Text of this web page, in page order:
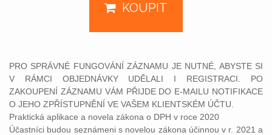
KOUPIT
PRO SPRÁVNÉ FUNGOVÁNÍ ZÁZNAMU JE NUTNÉ, ABYSTE SI
V RÁMCI OBJEDNÁVKY UDĚLALI I REGISTRACI. PO
ZAKOUPENÍ ZÁZNAMU VÁM PŘIJDE DO E-MAILU NOTIFIKACE
O JEHO ZPŘÍSTUPNĚNÍ VE VAŠEM KLIENTSKÉM ÚČTU.
Praktická aplikace a novela zákona o DPH v roce 2020
Účastníci budou seznámeni s novelou zákona účinnou v r. 2021 a